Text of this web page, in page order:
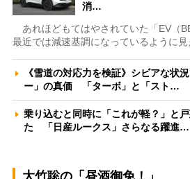
消…
あれほどもてはやされていた「EV（
最近では減速基調になっているように
《雪道の対応力を検証》シビアな状
ー」の真価 「ターボ」と「スト…
乗り込むと同時に「これが軽？」と
た 「日産ルークス」さらなる躍進…